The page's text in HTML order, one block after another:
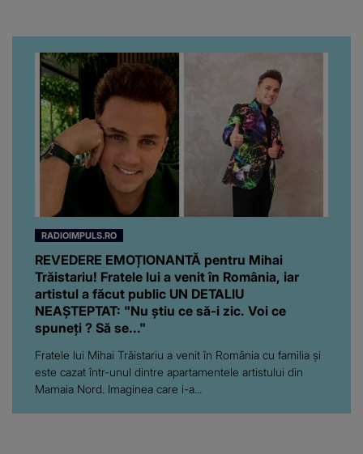
RADIOIMPULS.RO
REVEDERE EMOȚIONANTĂ pentru Mihai
Trăistariu! Fratele lui a venit în România, iar
artistul a făcut public UN DETALIU
NEAȘTEPTAT: "Nu știu ce să-i zic. Voi ce
spuneți ? Să se..."
Fratele lui Mihai Trăistariu a venit în România cu familia și
este cazat într-unul dintre apartamentele artistului din
Mamaia Nord. Imaginea care i-a...